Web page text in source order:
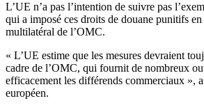
L’UE n’a pas l’intention de suivre pas
qui a imposé ces droits de douane punitifs
multilatéral de l’OMC.
« L’UE estime que les mesures devraient
cadre de l’OMC, qui fournit de nombreux
efficacement les différends commerciaux »,
européen.